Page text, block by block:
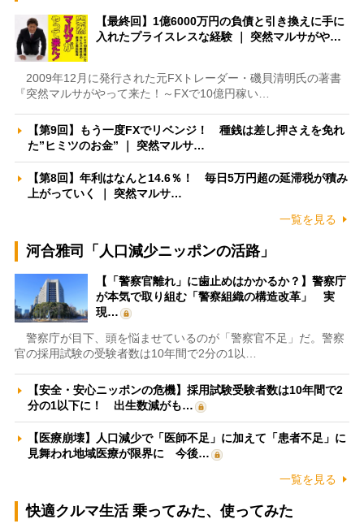
【最終回】1億6000万円の負債と引き換えに手に
入れたプライスレスな経験 ｜ 突然マルサがや…
2009年12月に発行された元FXトレーダー・磯貝清明氏の著書
『突然マルサがやって来た！～FXで10億円稼い…
【第9回】もう一度FXでリベンジ！ 種銭は差し押さえを免れ
た”ヒミツのお金” ｜ 突然マルサ…
【第8回】年利はなんと14.6％！ 毎日5万円超の延滞税が積み
上がっていく ｜ 突然マルサ…
一覧を見る
河合雅司「人口減少ニッポンの活路」
【「警察官離れ」に歯止めはかかるか？】警察庁
が本気で取り組む「警察組織の構造改革」 実
現…
警察庁が目下、頭を悩ませているのが「警察官不足」だ。警察
官の採用試験の受験者数は10年間で2分の1以…
【安全・安心ニッポンの危機】採用試験受験者数は10年間で2
分の1以下に！ 出生数減がも…
【医療崩壊】人口減少で「医師不足」に加えて「患者不足」に
見舞われ地域医療が限界に 今後…
一覧を見る
快適クルマ生活 乗ってみた、使ってみた